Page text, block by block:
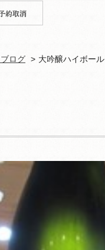
ログ 大吟醸ハイボール